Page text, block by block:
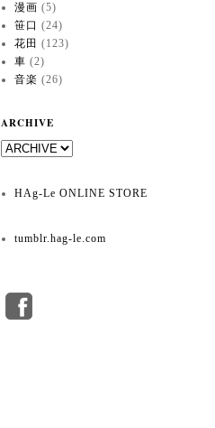
漫画 (5)
笹口 (24)
花田 (123)
車 (2)
音楽 (26)
ARCHIVE
HAg-Le ONLINE STORE
tumblr.hag-le.com